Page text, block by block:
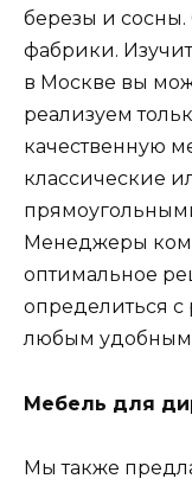
березы и
фабрики.
в Москве вы
реализуем
качественную
классические
Менеджеры
оптимальное
определиться с
любым удобным
Мебель для
Мы также